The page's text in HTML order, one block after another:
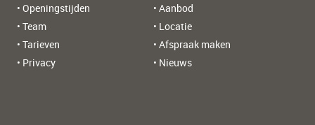
• Openingstijden
• Aanbod
• Team
• Locatie
• Tarieven
• Afspraak maken
• Privacy
• Nieuws